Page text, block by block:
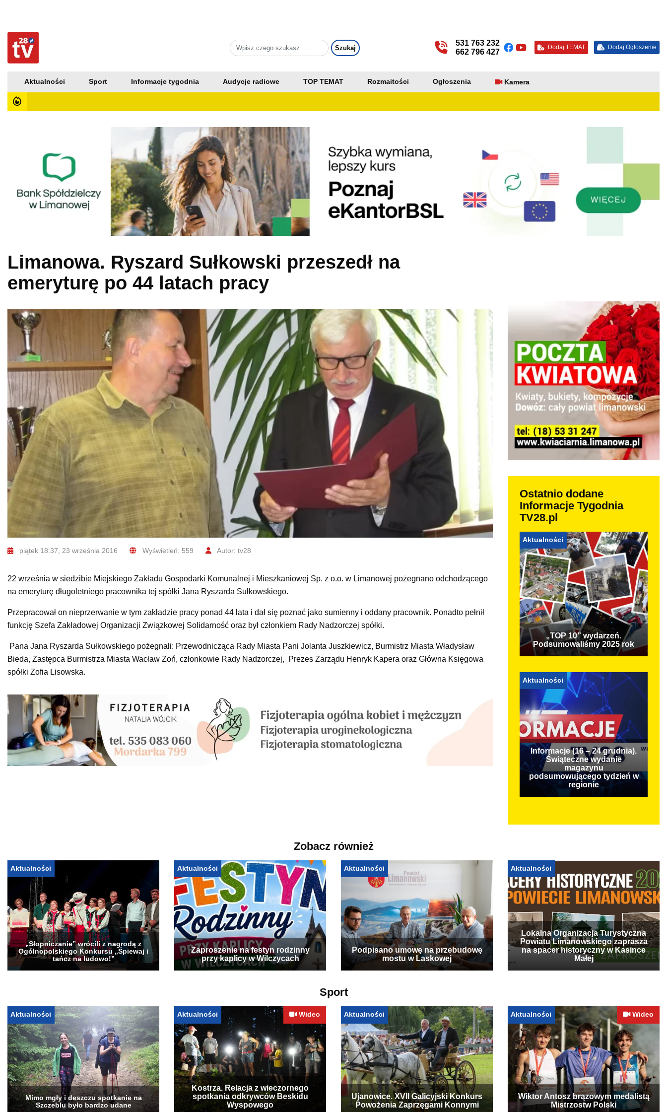
531 763 232
662 796 427
Dodaj TEMAT Dodaj Ogłoszenie
Aktualności Sport Informacje tygodnia Audycje radiowe TOP TEMAT Rozmaitości Ogłoszenia Kamera
Limanowa. Ryszard Sułkowski przeszedł na
emeryturę po 44 latach pracy
piątek 18:37, 23 września 2016 Wyświetleń: 559 Autor: tv28
22 września w siedzibie Miejskiego Zakładu Gospodarki Komunalnej i Mieszkaniowej Sp. z o.o. w Limanowej pożegnano odchodzącego
na emeryturę długoletniego pracownika tej spółki Jana Ryszarda Sułkowskiego.
Przepracował on nieprzerwanie w tym zakładzie pracy ponad 44 lata i dał się poznać jako sumienny i oddany pracownik. Ponadto pełnił
funkcję Szefa Zakładowej Organizacji Związkowej Solidarność oraz był członkiem Rady Nadzorczej spółki.
Pana Jana Ryszarda Sułkowskiego pożegnali: Przewodnicząca Rady Miasta Pani Jolanta Juszkiewicz, Burmistrz Miasta Władysław
Bieda, Zastępca Burmistrza Miasta Wacław Zoń, członkowie Rady Nadzorczej, Prezes Zarządu Henryk Kapera oraz Główna Księgowa
spółki Zofia Lisowska.
Ostatnio dodane
Informacje Tygodnia
TV28.pl
Aktualności
„TOP 10” wydarzeń.
Podsumowaliśmy 2025 rok
Aktualności
Informacje (16 – 24 grudnia).
Świąteczne wydanie
magazynu
podsumowującego tydzień w
regionie
Zobacz również
Aktualności
„Słopniczanie” wrócili z nagrodą z
Ogólnopolskiego Konkursu „Śpiewaj i
tańcz na ludowo!”
Aktualności
Zaproszenie na festyn rodzinny
przy kaplicy w Wilczycach
Aktualności
Podpisano umowę na przebudowę
mostu w Laskowej
Aktualności
Lokalna Organizacja Turystyczna
Powiatu Limanowskiego zaprasza
na spacer historyczny w Kasince
Małej
Sport
Aktualności
Mimo mgły i deszczu spotkanie na
Szczeblu było bardzo udane
Aktualności Wideo
Kostrza. Relacja z wieczornego
spotkania odkrywców Beskidu
Wyspowego
Aktualności
Ujanowice. XVII Galicyjski Konkurs
Powożenia Zaprzęgami Konnymi
Aktualności Wideo
Wiktor Antosz brązowym medalistą
Mistrzostw Polski